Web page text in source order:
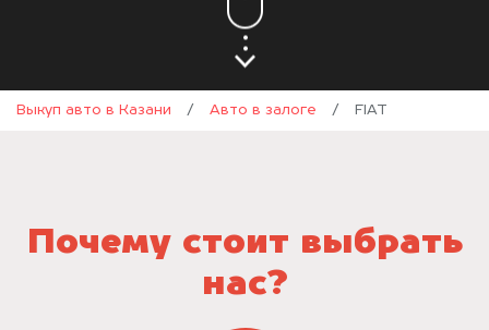
Выкуп авто в Казани / Авто в залоге / FIAT
Почему стоит выбрать
нас?